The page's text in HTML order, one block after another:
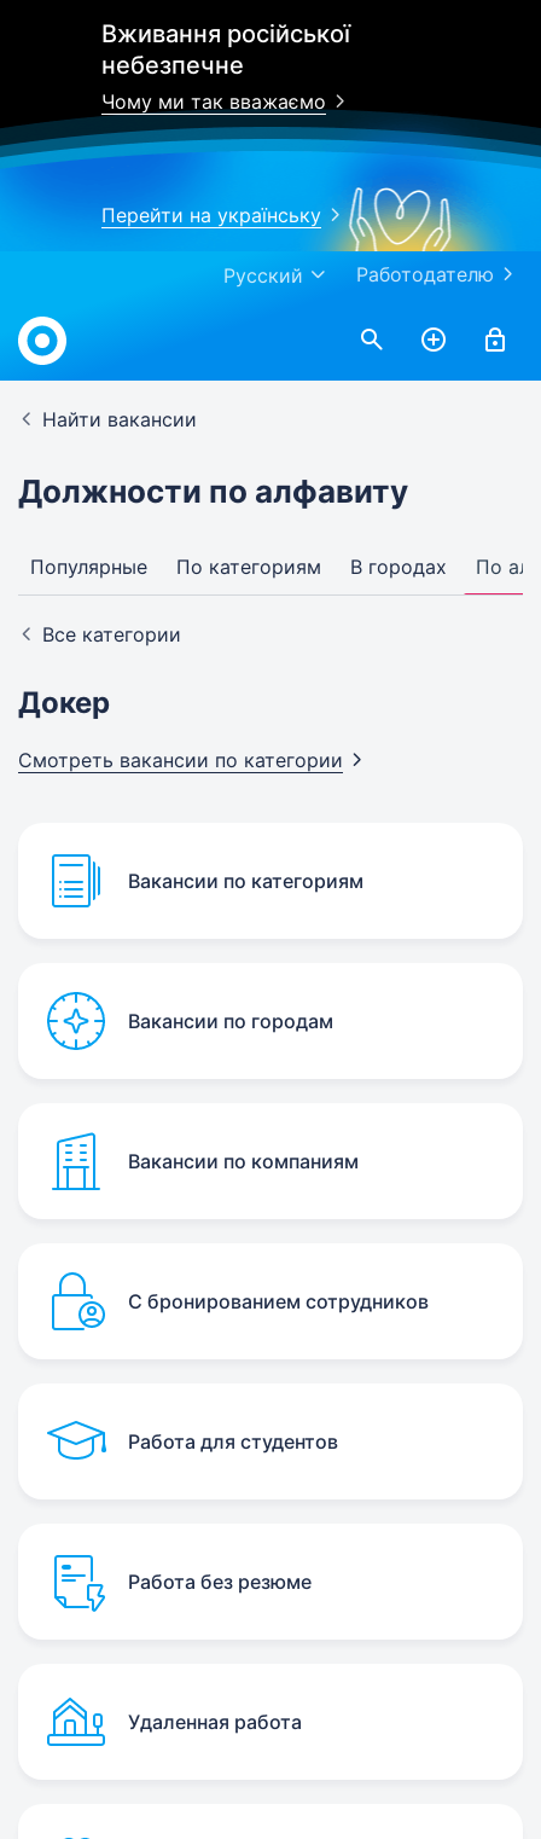
Вживання російської
небезпечне
Чому ми так вважаємо
Перейти на українську
Работодателю
Русский
Найти вакансии
Должности по алфавиту
Популярные По категориям В городах По
Все категории
Докер
Смотреть вакансии по категории
Вакансии по категориям
Вакансии по городам
Вакансии по компаниям
С бронированием сотрудников
Работа для студентов
Работа без резюме
Удаленная работа